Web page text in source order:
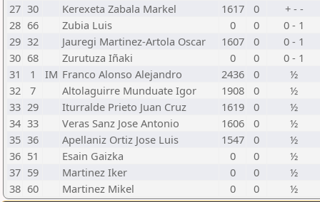
27 30 Kerexeta Zabala Markel 1617 0
+ - -
28 66 Zubia Luis 0 0
0 - 1
29 32 Jauregi Martinez-Artola Oscar 1607 0
0 - 1
30 68 Zurutuza Iñaki 0 0
0 - 1
31
1 IM Franco Alonso Alejandro 2436 0
½
32
7 Altolaguirre Munduate Igor 1908 0
½
33 29 Iturralde Prieto Juan Cruz 1619 0
½
34 33 Veras Sanz Jose Antonio 1606 0
½
35 36 Apellaniz Ortiz Jose Luis 1547 0
½
36 51 Esain Gaizka 0 0
½
37 59 Martinez Iker 0 0
½
38 60 Martinez Mikel 0 0 ½